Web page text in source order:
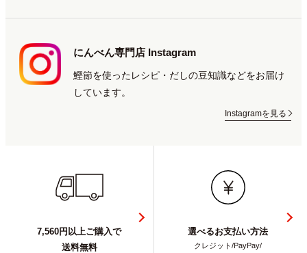
にんべん専門店 Instagram
鰹節を使ったレシピ・だしの豆知識などをお届け
しています。
Instagramを見る
7,560円以上ご購入で
送料無料
選べるお支払い方法
クレジット/PayPay/